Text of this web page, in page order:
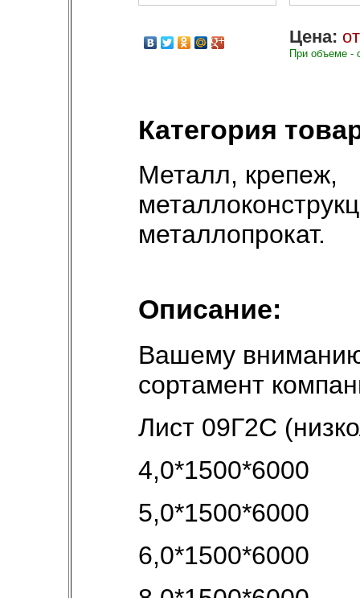
Цена:
При объеме -
Категория
Металл, крепеж,
металлопрокат.
Описание:
Вашему
сортамент
Лист 09Г2С
4,0*1500*6000
5,0*1500*6000
6,0*1500*6000